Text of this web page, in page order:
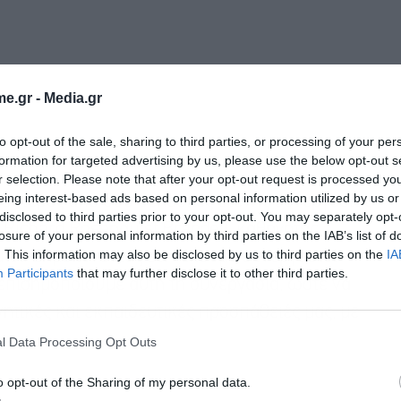
- Media.gr
opt-out of the sale, sharing to third parties, or processing of your
for targeted advertising by us, please use the below opt-out
selection. Please note that after your opt-out request is processed
interest-based ads based on personal information utilized by us
to third parties prior to your opt-out. You may separately
of your personal information by third parties on the IAB’s list of
This information may also be disclosed by us to third parties on the
Participants that may further disclose it to other third parties.
Data Processing Opt Outs
opt-out of the Sharing of my personal data.
από δύο δεκαετίες στενής συνεργασίας
Richard Rosenquist Brandell, καθηγητής
Σημειώνοντας ότι «έχουμε συνεργαστεί
αυτή τη συνεργασία, ώστε να
και εκπαιδευτικές προσπάθειές μας, με
Εγγραφή στο